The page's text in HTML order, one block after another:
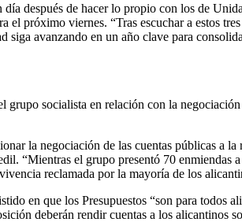
después de hacer lo propio con los de
próximo viernes. “Tras escuchar a estos
avanzando en un año clave para
socialista en relación con la
la negociación de las cuentas públicas a
“Mientras el grupo presentó 70 enmiendas
reclamada por la mayoría de los
en que los Presupuestos “son para todos
deberán rendir cuentas a los alicantinos